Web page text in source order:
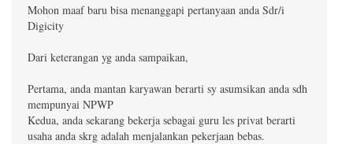
Mohon maaf baru bisa menanggapi pertanyaan anda Sdr/i
Digicity
Dari keterangan yg anda sampaikan,
Pertama, anda mantan karyawan berarti sy asumsikan anda sdh
mempunyai NPWP
Kedua, anda sekarang bekerja sebagai guru les privat berarti
usaha anda skrg adalah menjalankan pekerjaan bebas.